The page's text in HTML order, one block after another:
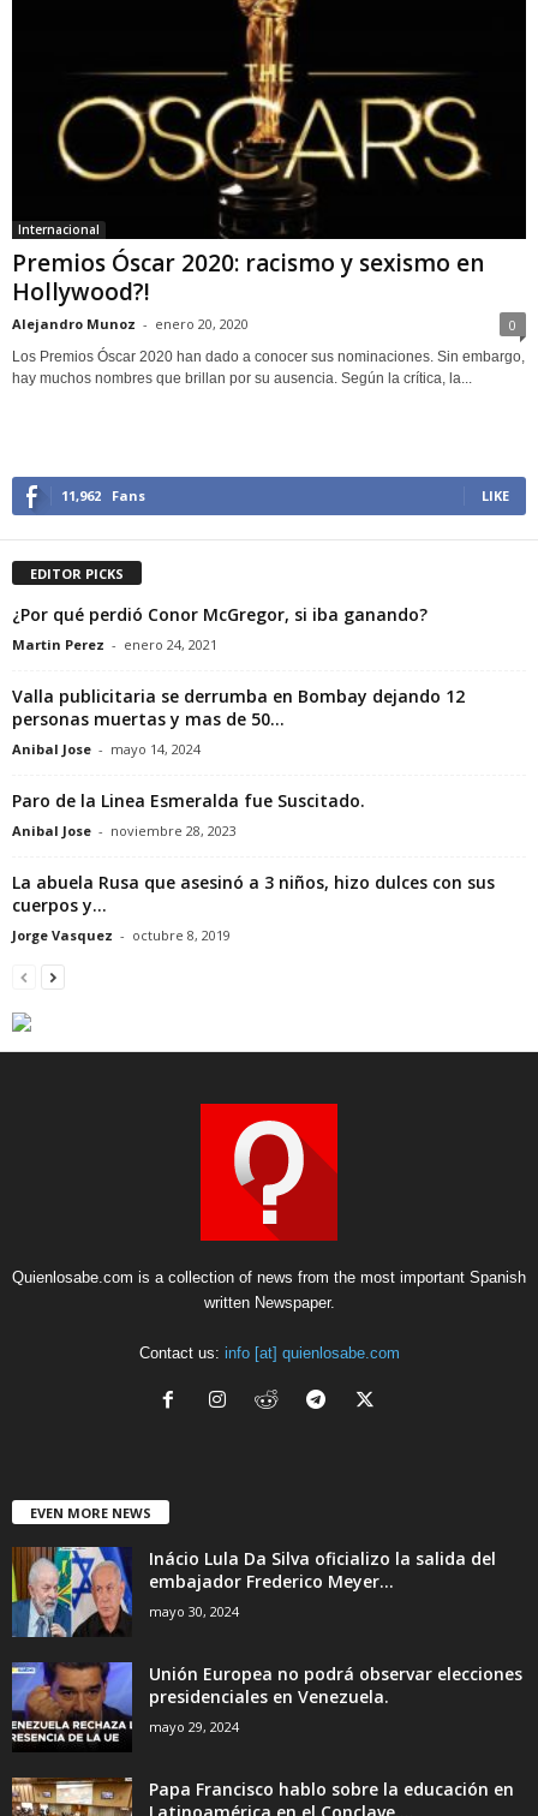
Internacional
Premios Óscar 2020: racismo y sexismo en
Hollywood?!
Alejandro Munoz - enero 20, 2020 0
Los Premios Óscar 2020 han dado a conocer sus nominaciones. Sin embargo,
hay muchos nombres que brillan por su ausencia. Según la crítica, la...
11,962 Fans LIKE
EDITOR PICKS
¿Por qué perdió Conor McGregor, si iba ganando?
Martin Perez - enero 24, 2021
Valla publicitaria se derrumba en Bombay dejando 12
personas muertas y mas de 50...
Anibal Jose - mayo 14, 2024
Paro de la Linea Esmeralda fue Suscitado.
Anibal Jose - noviembre 28, 2023
La abuela Rusa que asesinó a 3 niños, hizo dulces con sus
cuerpos y...
Jorge Vasquez - octubre 8, 2019
Quienlosabe.com is a collection of news from the most important Spanish
written Newspaper.
Contact us: info [at] quienlosabe.com
EVEN MORE NEWS
Inácio Lula Da Silva oficializo la salida del
embajador Frederico Meyer...
mayo 30, 2024
Unión Europea no podrá observar elecciones
presidenciales en Venezuela.
mayo 29, 2024
Papa Francisco hablo sobre la educación en
Latinoamérica en el Conclave....